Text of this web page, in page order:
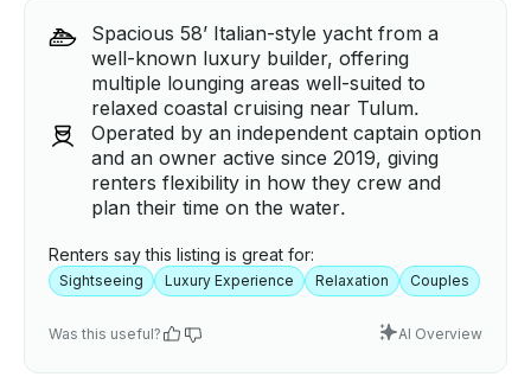
Spacious 58’ Italian-style yacht from a
well-known luxury builder, offering
multiple lounging areas well-suited to
relaxed coastal cruising near Tulum.
Operated by an independent captain option
and an owner active since 2019, giving
renters flexibility in how they crew and
plan their time on the water.
Renters say this listing is great for:
Sightseeing Luxury Experience Relaxation Couples
Was this useful? AI Overview